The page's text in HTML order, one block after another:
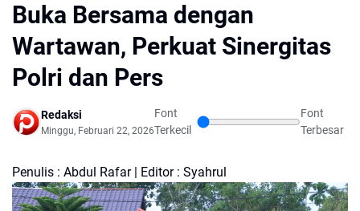
Buka Bersama dengan
Wartawan, Perkuat Sinergitas
Polri dan Pers
Redaksi
Minggu, Februari 22, 2026
Font
Terkecil
Font
Terbesar
Penulis : Abdul Rafar | Editor : Syahrul